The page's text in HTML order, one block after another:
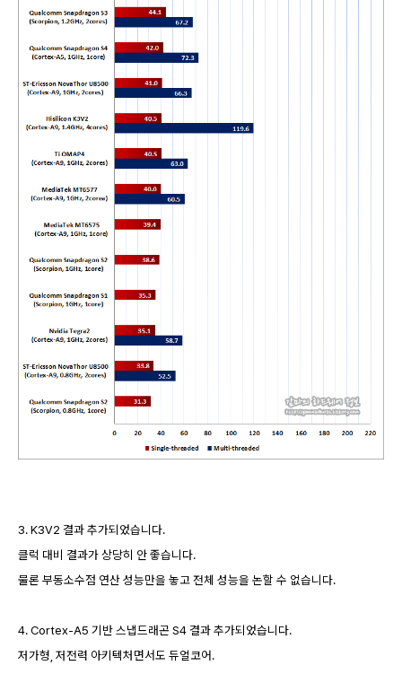
3. K3V2 결과 추가되었습니다.
클럭 대비 결과가 상당히 안 좋습니다.
물론 부동소수점 연산 성능만을 놓고 전체 성능을 논할 수 없습니다.
4. Cortex-A5 기반 스냅드래곤 S4 결과 추가되었습니다.
저가형, 저전력 아키텍처면서도 듀얼코어.